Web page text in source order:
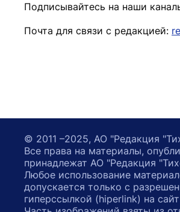
Подписывайтесь на наши
Почта для связи с редакцией:
© 2011 –2025, АО "Редакция
Все права на материалы,
принадлежат АО "Редакция
Любое использование
допускается только с
гиперссылкой (hiperlink) на